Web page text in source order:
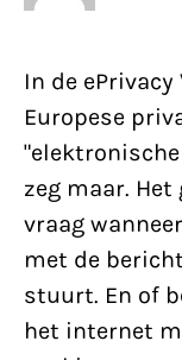
In de
Europese
zeg maar.
vraag
met de
stuurt. En of
het internet